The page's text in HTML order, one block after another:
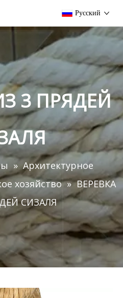
Pусский
3 ПРЯДЕЙ
» Архитектурное
хозяйство » ВЕРЕВКА
СИЗАЛЯ